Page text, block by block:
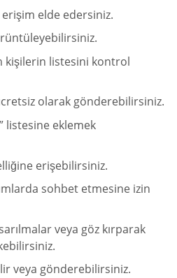
erişim elde edersiniz.
kişilerin listesini kontrol
olarak gönderebilirsiniz.
listesine eklemek
erişebilirsiniz.
sohbet etmesine izin
veya göz kırparak
veya gönderebilirsiniz.